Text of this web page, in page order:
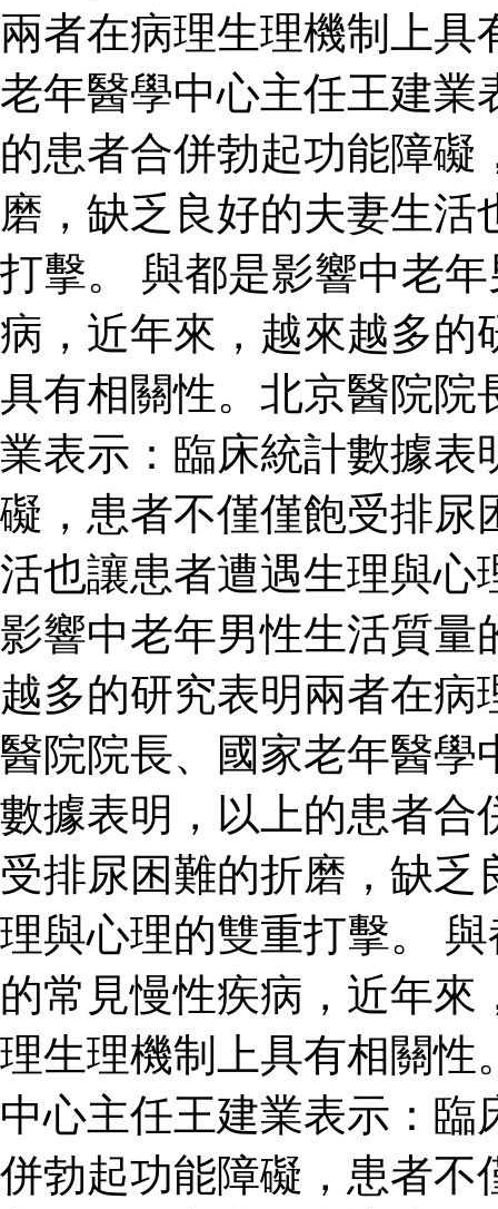
兩者在病理生理機制上
老年醫學中心主任王建業
的患者合併勃起功能障
磨，缺乏良好的夫妻生
打擊。 與都是影響中老
病，近年來，越來越多的
具有相關性。北京醫院院
業表示：臨床統計數據表
礙，患者不僅僅飽受排尿
活也讓患者遭遇生理與
影響中老年男性生活質量
越多的研究表明兩者在
醫院院長、國家老年醫學
數據表明，以上的患者合
受排尿困難的折磨，缺
理與心理的雙重打擊。
的常見慢性疾病，近年
理生理機制上具有相關性
中心主任王建業表示：
併勃起功能障礙，患者不